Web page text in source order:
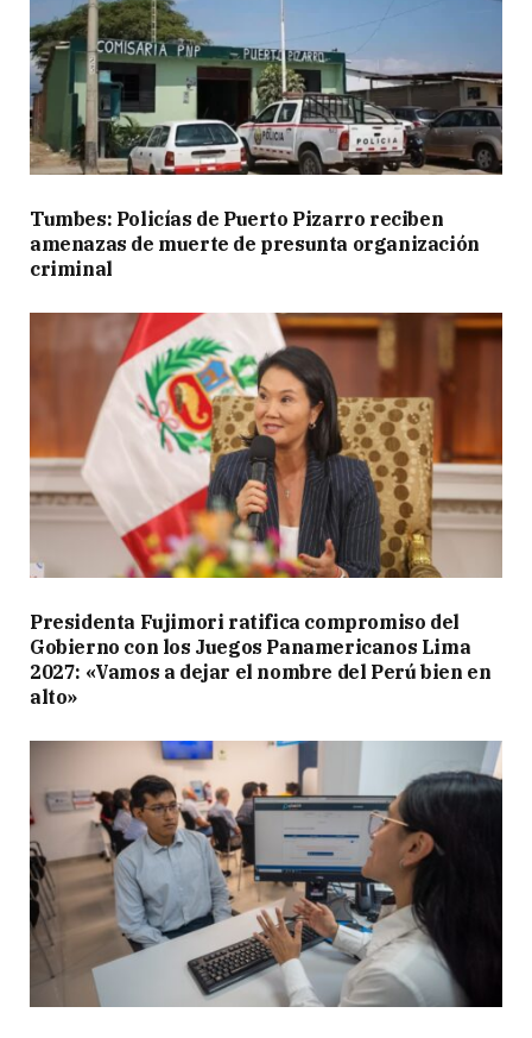
Tumbes: Policías de Puerto Pizarro reciben
amenazas de muerte de presunta organización
criminal
Presidenta Fujimori ratifica compromiso del
Gobierno con los Juegos Panamericanos Lima
2027: «Vamos a dejar el nombre del Perú bien en
alto»